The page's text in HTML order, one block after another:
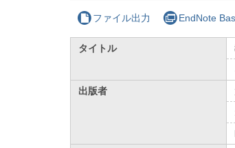
ファイル出力 EndNote
タイトル
出版者